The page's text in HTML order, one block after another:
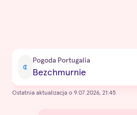
Pogoda Portugalia
Bezchmurnie
Ostatnia aktualizacja o 9.07.2026, 21:45